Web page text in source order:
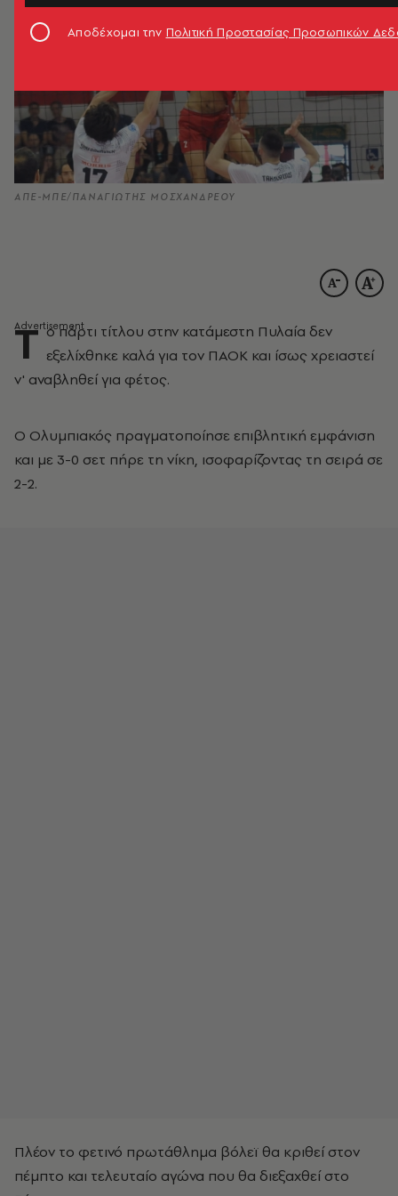
ΑΠΕ-ΜΠΕ/ΠΑΝΑΓΙΩΤΗΣ ΜΟΣΧΑΝΔΡΕΟΥ
Τ ο πάρτι τίτλου στην κατάμεστη Πυλαία δεν
εξελίχθηκε καλά για τον ΠΑΟΚ και ίσως χρειαστεί
ν' αναβληθεί για φέτος.
Ο Ολυμπιακός πραγματοποίησε επιβλητική εμφάνιση
και με 3-0 σετ πήρε τη νίκη, ισοφαρίζοντας τη σειρά σε
2-2.
Πλέον το φετινό πρωτάθλημα βόλεϊ θα κριθεί στον
πέμπτο και τελευταίο αγώνα που θα διεξαχθεί στο
Αποδέχομαι την Πολιτική Προστασίας Προσωπικών